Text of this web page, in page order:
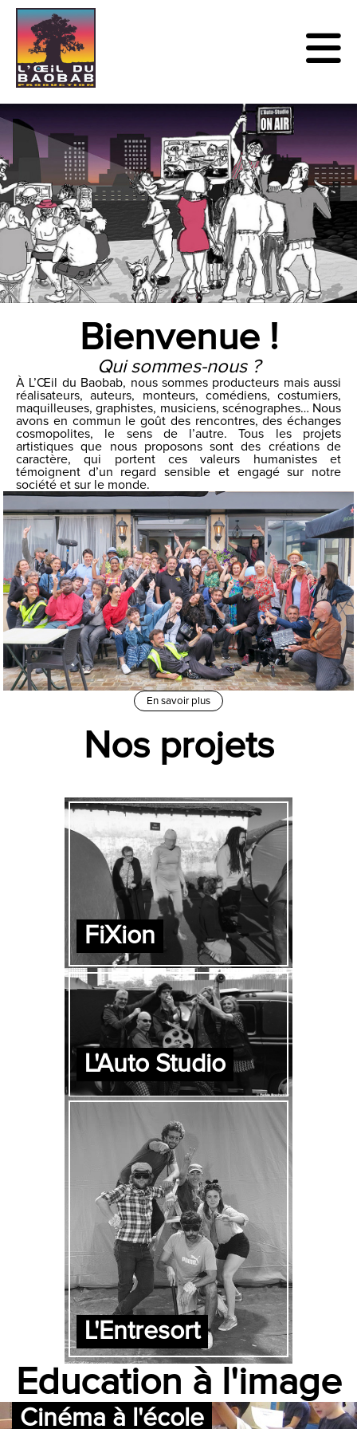
Bienvenue !
Qui sommes-nous ?
À L’Œil du Baobab, nous sommes producteurs mais aussi
réalisateurs, auteurs, monteurs, comédiens, costumiers,
maquilleuses, graphistes, musiciens, scénographes… Nous
avons en commun le goût des rencontres, des échanges
cosmopolites, le sens de l’autre. Tous les projets
artistiques que nous proposons sont des créations de
caractère, qui portent ces valeurs humanistes et
témoignent d’un regard sensible et engagé sur notre
société et sur le monde.
En savoir plus
Nos projets
FiXion
L'Auto Studio
L'Entresort
Education à l'image
Cinéma à l'école